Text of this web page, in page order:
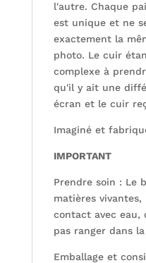
l'autre. Chaque
est unique et ne
exactement la
photo. Le cuir
complexe à
qu'il y ait une
écran et le cuir
Imaginé et
IMPORTANT
Prendre soin : Le
matières
contact avec eau,
pas ranger dans
Emballage et